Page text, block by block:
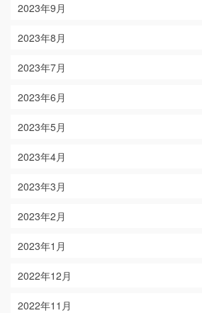
2023年9月
2023年8月
2023年7月
2023年6月
2023年5月
2023年4月
2023年3月
2023年2月
2023年1月
2022年12月
2022年11月